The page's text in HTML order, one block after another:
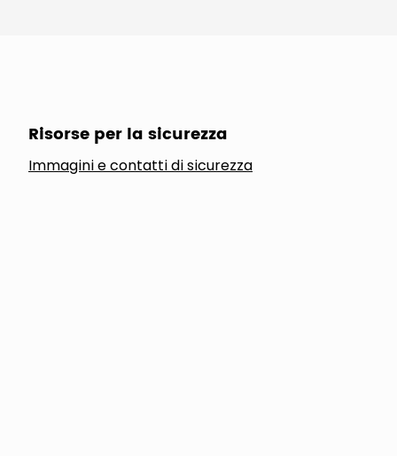
Risorse per la sicurezza
Immagini e contatti di sicurezza